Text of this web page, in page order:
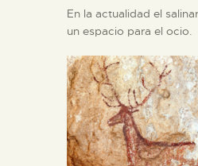
En la actualidad el
un espacio para el ocio.